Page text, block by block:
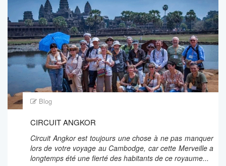
Blog
CIRCUIT ANGKOR
Circuit Angkor est toujours une chose à ne pas manquer
lors de votre voyage au Cambodge, car cette Merveille a
longtemps été une fierté des habitants de ce royaume...